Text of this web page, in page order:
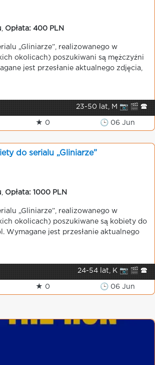
Opłata: 400 PLN
„Gliniarze”, realizowanego w
okolicach) poszukiwani są mężczyźni
jest przesłanie aktualnego zdjęcia,
23-50 lat, M 📷 🎬 🕿
★ 0 🕒 06 Jun
do serialu „Gliniarze”
Opłata: 1000 PLN
„Gliniarze”, realizowanego w
okolicach) poszukiwane są kobiety do
Wymagane jest przesłanie aktualnego
24-54 lat, K 📷 🎬 🕿
★ 0 🕒 06 Jun